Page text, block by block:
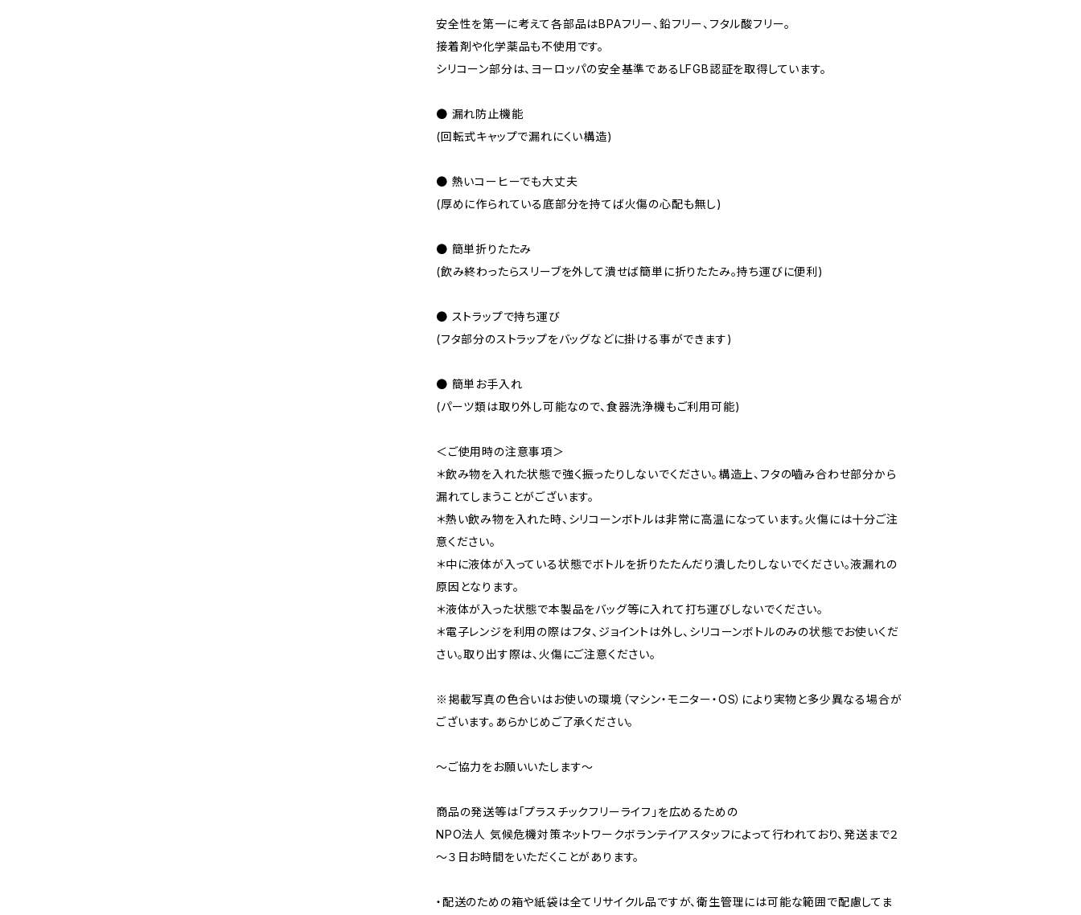
安全性を第一に考えて各部品はBPAフリー、鉛フリー、フタル酸フリー。
接着剤や化学薬品も不使用です。
シリコーン部分は、ヨーロッパの安全基準であるLFGB認証を取得しています。
● 漏れ防止機能
(回転式キャップで漏れにくい構造)
● 熱いコーヒーでも大丈夫
(厚めに作られている底部分を持てば火傷の心配も無し)
● 簡単折りたたみ
(飲み終わったらスリーブを外して潰せば簡単に折りたたみ。持ち運びに便利)
● ストラップで持ち運び
(フタ部分のストラップをバッグなどに掛ける事ができます)
● 簡単お手入れ
(パーツ類は取り外し可能なので、食器洗浄機もご利用可能)
＜ご使用時の注意事項＞
＊飲み物を入れた状態で強く振ったりしないでください。構造上、フタの嚙み合わせ部分から
漏れてしまうことがございます。
＊熱い飲み物を入れた時、シリコーンボトルは非常に高温になっています。火傷には十分ご注
意ください。
＊中に液体が入っている状態でボトルを折りたたんだり潰したりしないでください。液漏れの
原因となります。
＊液体が入った状態で本製品をバッグ等に入れて打ち運びしないでください。
＊電子レンジを利用の際はフタ、ジョイントは外し、シリコーンボトルのみの状態でお使いくだ
さい。取り出す際は、火傷にご注意ください。
※掲載写真の色合いはお使いの環境（マシン・モニター・OS）により実物と多少異なる場合が
ございます。あらかじめご了承ください。
～ご協力をお願いいたします～
商品の発送等は「プラスチックフリーライフ」を広めるための
NPO法人 気候危機対策ネットワークボランテイアスタッフによって行われており、発送まで２
～３日お時間をいただくことがあります。
・配送のための箱や紙袋は全てリサイクル品ですが、衛生管理には可能な範囲で配慮してま